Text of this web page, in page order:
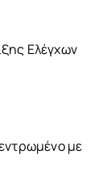
Ελέγχων
με